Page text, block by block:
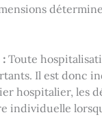
: Toute
Il est donc
hospitalier, les
individuelle